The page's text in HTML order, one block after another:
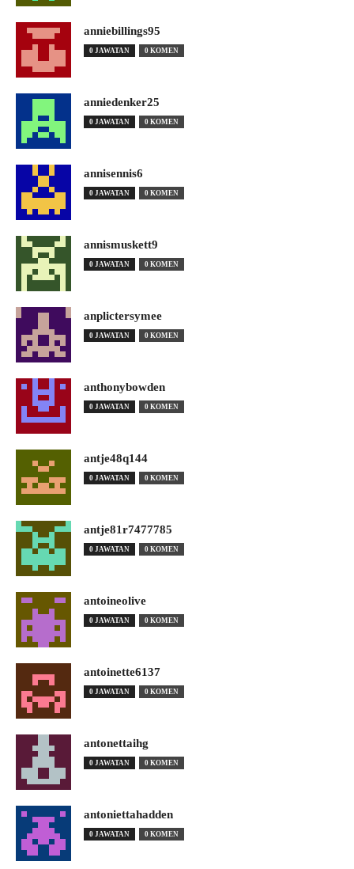
anniebillings95
0 JAWATAN 0 KOMEN
anniedenker25
0 JAWATAN 0 KOMEN
annisennis6
0 JAWATAN 0 KOMEN
annismuskett9
0 JAWATAN 0 KOMEN
anplictersymee
0 JAWATAN 0 KOMEN
anthonybowden
0 JAWATAN 0 KOMEN
antje48q144
0 JAWATAN 0 KOMEN
antje81r7477785
0 JAWATAN 0 KOMEN
antoineolive
0 JAWATAN 0 KOMEN
antoinette6137
0 JAWATAN 0 KOMEN
antonettaihg
0 JAWATAN 0 KOMEN
antoniettahadden
0 JAWATAN 0 KOMEN